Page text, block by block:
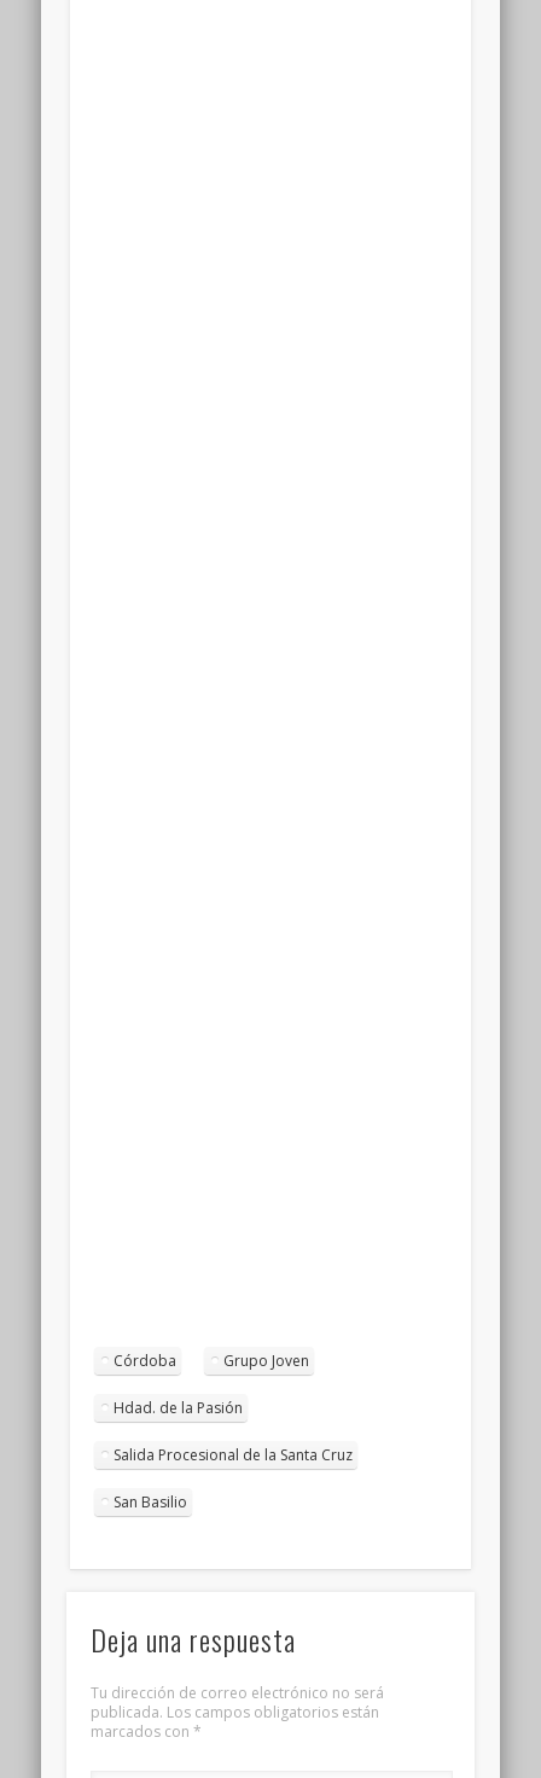
Córdoba Grupo Joven
Hdad. de la Pasión
Salida Procesional de la Santa Cruz
San Basilio
Deja una respuesta
Tu dirección de correo electrónico no será
publicada. Los campos obligatorios están
marcados con *